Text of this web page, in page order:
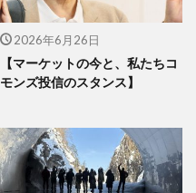
2026年6月26日
【マーケットの今と、私たちコ
モンズ投信のスタンス】